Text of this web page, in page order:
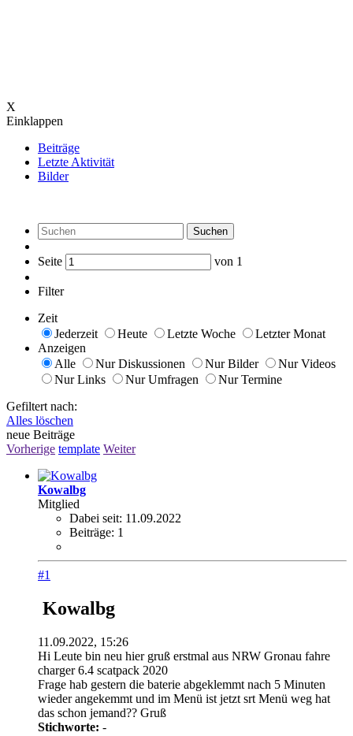
X
Einklappen
Beiträge
Letzte Aktivität
Bilder
Suchen
Seite von 1
Filter
Zeit
Jederzeit
Heute Letzte Woche
Letzter Monat
Anzeigen
Alle
Nur Diskussionen Nur Bilder
Nur Videos
Nur Links
Nur Umfragen
Nur Termine
Gefiltert nach:
Alles löschen
neue Beiträge
Vorherige template Weiter
Kowalbg
Mitglied
Dabei seit: 11.09.2022
Beiträge: 1
#1
Kowalbg
11.09.2022, 15:26
Hi Leute bin neu hier gruß erstmal aus NRW Gronau fahre
charger 6.4 scatpack 2020
Frage hab gestern die baterie abgeklemmt nach 5 Minuten
wieder angekemmt und im Menü ist jetzt srt Menü weg hat
das schon jemand?? Gruß
Stichworte: -